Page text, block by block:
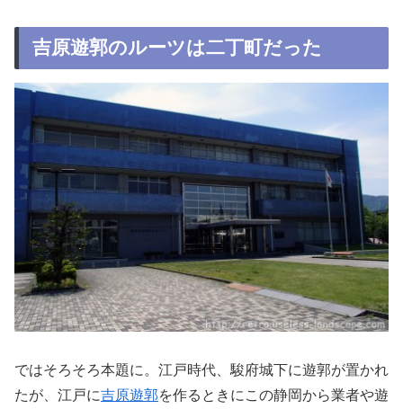
吉原遊郭のルーツは二丁町だった
ではそろそろ本題に。江戸時代、駿府城下に遊郭が置かれ
たが、江戸に吉原遊郭を作るときにこの静岡から業者や遊